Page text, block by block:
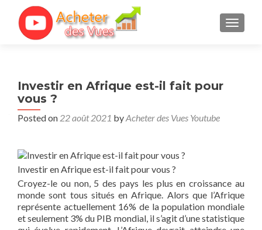
Investir en Afrique est-il fait pour
vous ?
Posted on 22 août 2021 byAcheter des Vues Youtube
Investir en Afrique est-il fait pour vous ?
Croyez-le ou non, 5 des pays les plus en croissance au
monde sont tous situés en Afrique. Alors que l’Afrique
représente actuellement 16% de la population mondiale
et seulement 3% du PIB mondial, il s’agit d’une statistique